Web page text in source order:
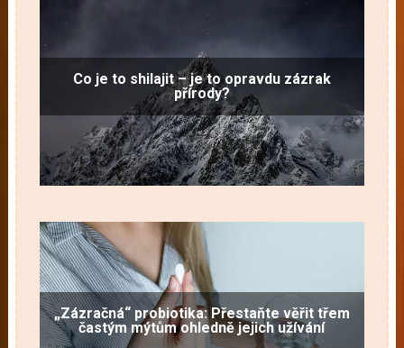
Co je to shilajit – je to opravdu zázrak
přírody?
„Zázračná“ probiotika: Přestaňte věřit třem
častým mýtům ohledně jejich užívání